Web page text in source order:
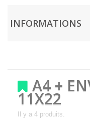
INFORMATIONS
A4 +
11X22
Il y a 4 produits.